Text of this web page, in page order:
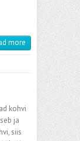
more
kohvi
ja
siis